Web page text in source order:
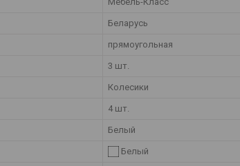
Беларусь
прямоугольная
3 шт.
Колесики
4 шт.
Белый
Белый